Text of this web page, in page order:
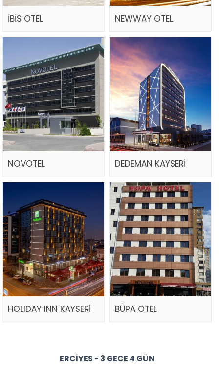
İBİS OTEL NEWWAY OTEL
NOVOTEL DEDEMAN KAYSERİ
HOLIDAY INN KAYSERİ BÜPA OTEL
ERCIYES - 3 GECE 4 GÜN